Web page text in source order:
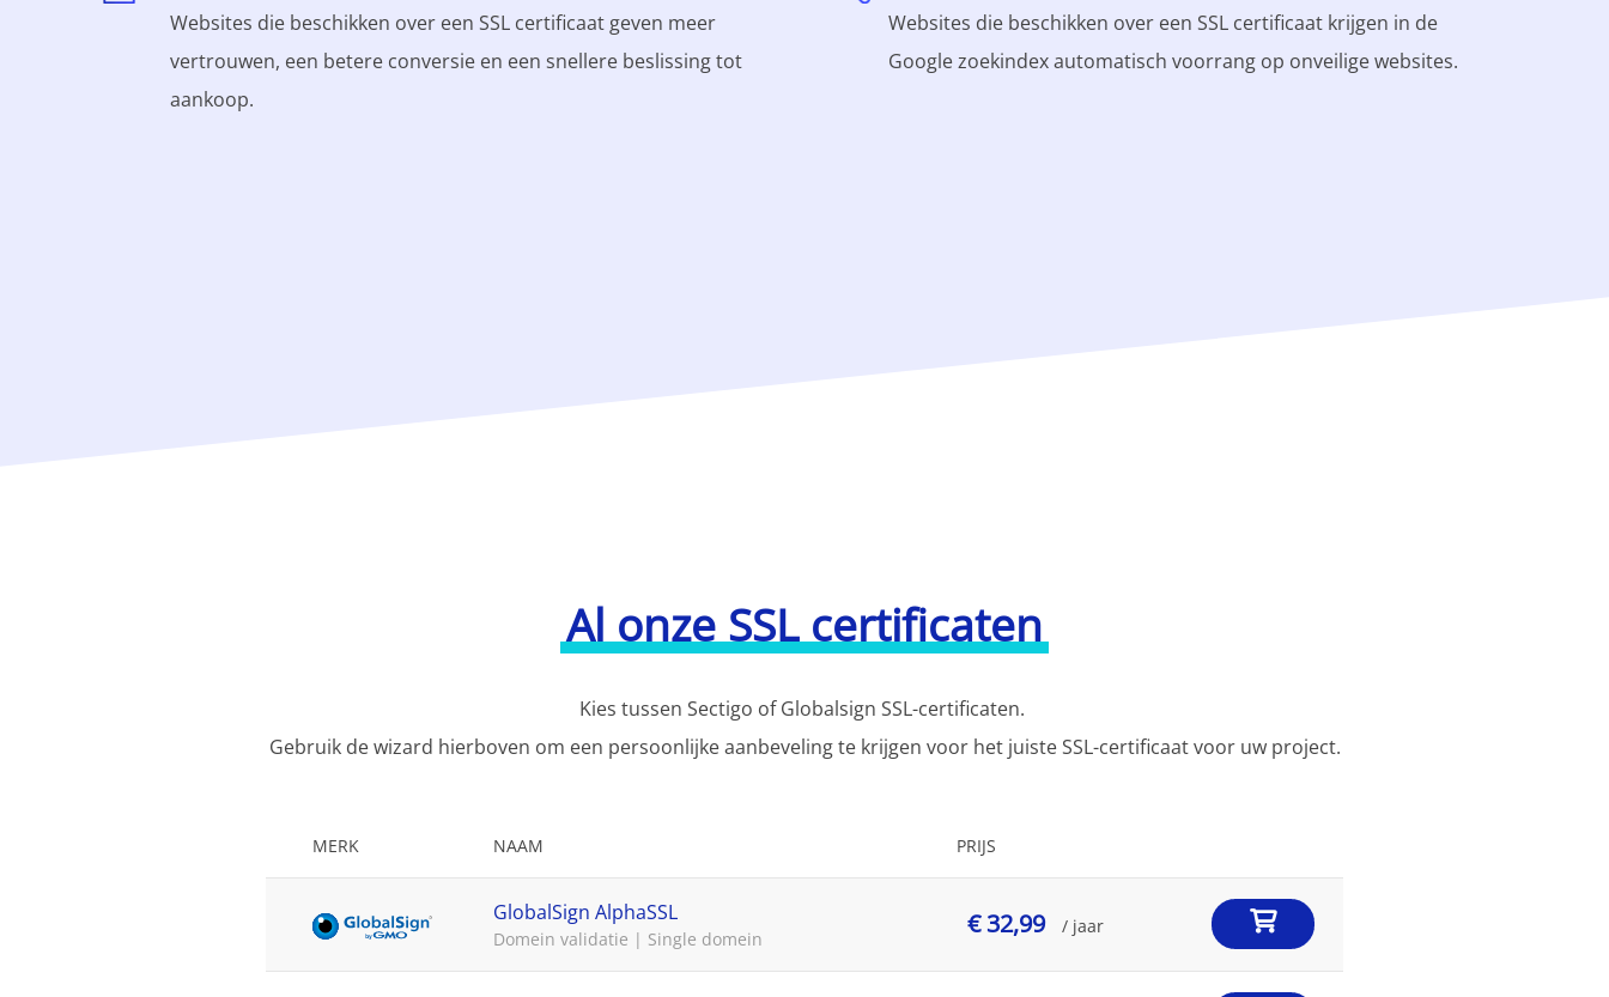
Websites die beschikken over een SSL certificaat geven meer
vertrouwen, een betere conversie en een snellere beslissing tot
aankoop.
Websites die beschikken over een SSL certificaat krijgen in de
Google zoekindex automatisch voorrang op onveilige websites.
Al onze SSL certificaten
Kies tussen Sectigo of Globalsign SSL-certificaten.
Gebruik de wizard hierboven om een persoonlijke aanbeveling te krijgen voor het juiste SSL-certificaat voor uw project.
MERK NAAM PRIJS
GlobalSign AlphaSSL
Domein validatie | Single domein € 32,99 / jaar